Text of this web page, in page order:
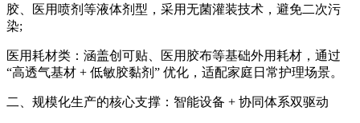
胶、医用喷剂等液体剂型，采用无菌灌装技术，避免二次污
染;
医用耗材类：涵盖创可贴、医用胶布等基础外用耗材，通过
“高透气基材 + 低敏胶黏剂” 优化，适配家庭日常护理场景。
二、规模化生产的核心支撑：智能设备 + 协同体系双驱动